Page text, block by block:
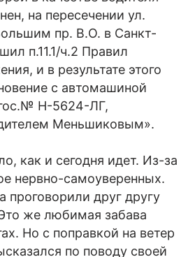
на пересечении ул.
пр. В.О. в Санкт-
п.11.1/ч.2 Правил
и в результате этого
с автомашиной
Н-5624-ЛГ,
Меньшиковым».
как и сегодня идет. Из-за
нервно-самоуверенных.
проговорили друг другу
же любимая забава
Но с поправкой на ветер
по поводу своей